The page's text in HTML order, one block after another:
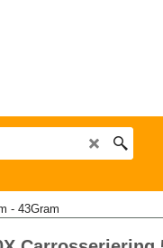
- 43Gram